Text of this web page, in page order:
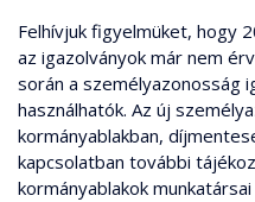
Felhívjuk figyelmüket, hogy
az igazolványok már nem
során a személyazonosság
használhatók. Az új
kormányablakban,
kapcsolatban további
kormányablakok